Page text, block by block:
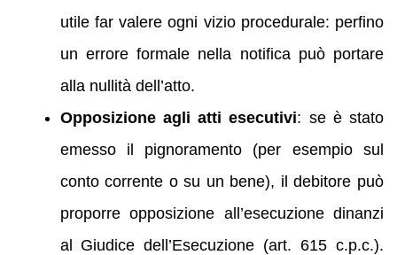
utile far valere ogni vizio procedurale: perfino
un errore formale nella notifica può portare
alla nullità dell’atto.
Opposizione agli atti esecutivi: se è stato
emesso il pignoramento (per esempio sul
conto corrente o su un bene), il debitore può
proporre opposizione all’esecuzione dinanzi
al Giudice dell’Esecuzione (art. 615 c.p.c.).